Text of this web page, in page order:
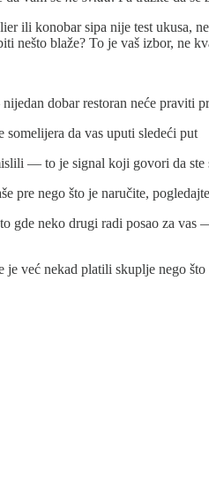
ili konobar sipa nije test ukusa,
nešto blaže? To je vaš izbor, ne
dobar restoran neće praviti
da vas uputi sledeći put
— to je signal koji govori da
pre nego što je naručite,
gde neko drugi radi posao za
već nekad platili skuplje nego što